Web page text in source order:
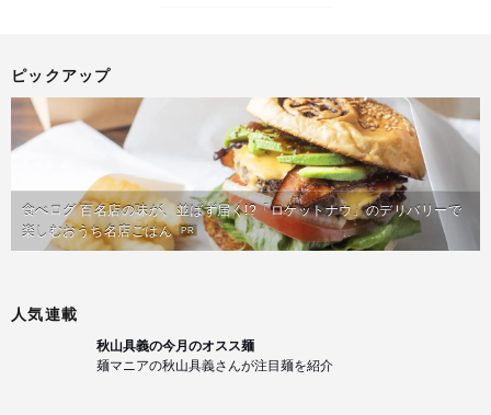
ピックアップ
食べログ 百名店の味が、並ばず届く!?「ロケットナウ」のデリバリーで
楽しむおうち名店ごはん PR
人気連載
秋山具義の今月のオスス麺
麺マニアの秋山具義さんが注目麺を紹介